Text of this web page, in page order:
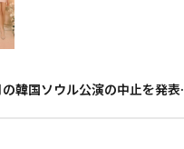
韓国ソウル公演の中止を発